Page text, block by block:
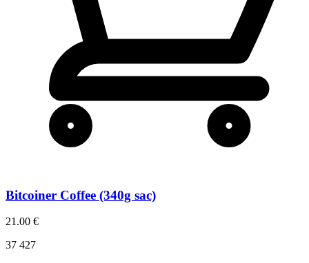
Bitcoiner Coffee (340g sac)
21.00 €
37 427